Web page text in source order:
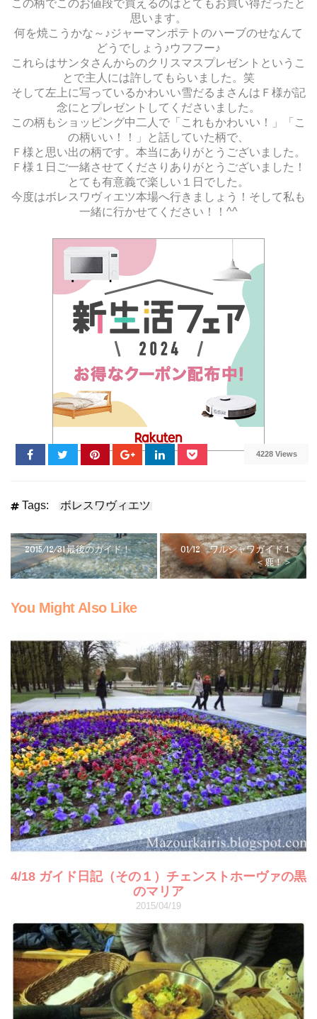
この柄でこのお値段で買えるのはとてもお買い得だったと
思います。
何を焼こうかな～♪ジャーマンポテトのハーブのせなんて
どうでしょう♪ウフフー♪
これらはサンタさんからのクリスマスプレゼントというこ
とで主人には許してもらいました。笑
そして左上に写っているかわいい雪だるまさんはＦ様が記
念にとプレゼントしてくださいました。
この柄もショッピング中二人で「これもかわいい！」「こ
の柄いい！！」と話していた柄で、
Ｆ様と思い出の柄です。本当にありがとうございました。
Ｆ様１日ご一緒させてくださりありがとうございました！
とても有意義で楽しい１日でした。
今度はボレスワヴィエツ本場へ行きましょう！そして私も
一緒に行かせてください！！^^
4228 Views
Tags: ボレスワヴィエツ
2015/12/31 最後のガイド！
01/12 ワルシャワガイド１
＜鹿！＞
You Might Also Like
4/18 ガイド日記（その１）チェンストホーヴァの黒
のマリア
2015/04/19